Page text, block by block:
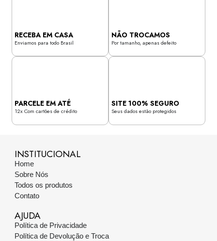
RECEBA EM CASA
Enviamos para todo Brasil
NÃO TROCAMOS
Por tamanho, apenas defeito
PARCELE EM ATÉ
12x Com cartões de crédito
SITE 100% SEGURO
Seus dados estão protegidos
INSTITUCIONAL
Home
Sobre Nós
Todos os produtos
Contato
AJUDA
Política de Privacidade
Política de Devolução e Troca